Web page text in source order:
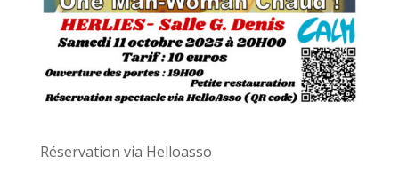
Réservation via Helloasso